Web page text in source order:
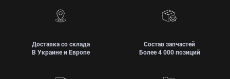
Доставка со склада
В Украине и Европе
Состав запчастей
Более 4 000 позиций